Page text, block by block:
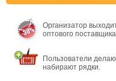
Организатор
оптового
Пользователи
набирают рядки.